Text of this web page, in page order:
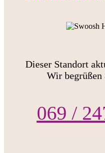
Dieser Standort
Wir begrüßen
069 /